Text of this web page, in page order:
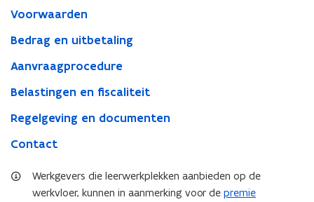
Voorwaarden
Bedrag en uitbetaling
Aanvraagprocedure
Belastingen en fiscaliteit
Regelgeving en documenten
Contact
Werkgevers die leerwerkplekken aanbieden op de
werkvloer, kunnen in aanmerking voor de premie